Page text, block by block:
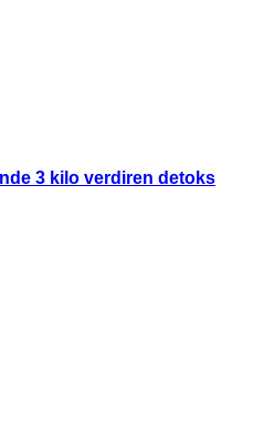
3 kilo verdiren detoks